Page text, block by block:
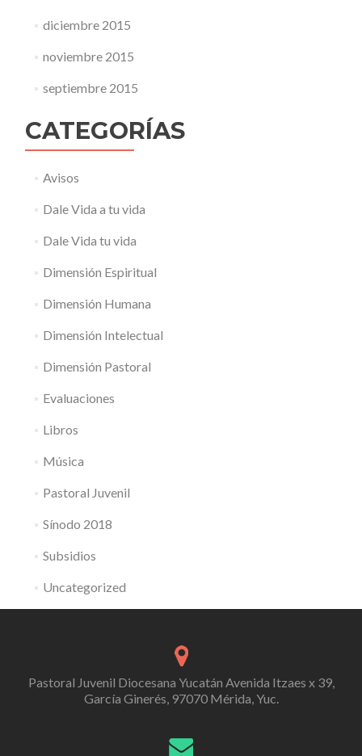
diciembre 2015
noviembre 2015
septiembre 2015
CATEGORÍAS
Avisos
Dale Vida a tu vida
Dale Vida tu vida
Dimensión Espiritual
Dimensión Humana
Dimensión Intelectual
Dimensión Pastoral
Evaluaciones
Libros
Música
Pastoral Juvenil
Sínodo 2018
Subsidios
Uncategorized
Pastoral Juvenil Diocesana Yucatán Avenida Itzaes x 39,
García Ginerés, 97070 Mérida, Yuc.